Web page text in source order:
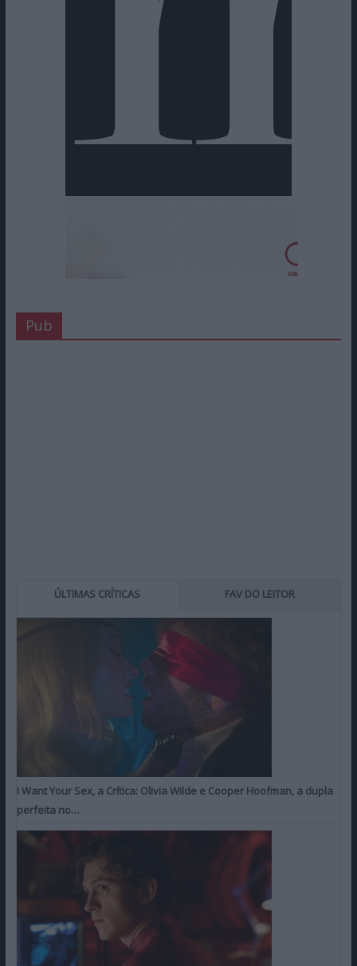
Pub
ÚLTIMAS CRÍTICAS FAV DO LEITOR
I Want Your Sex, a Crítica: Olivia Wilde e Cooper Hoofman, a dupla
perfeita no…